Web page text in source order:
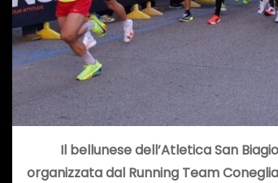
Il bellunese dell’Atletica San
organizzata dal Running Team